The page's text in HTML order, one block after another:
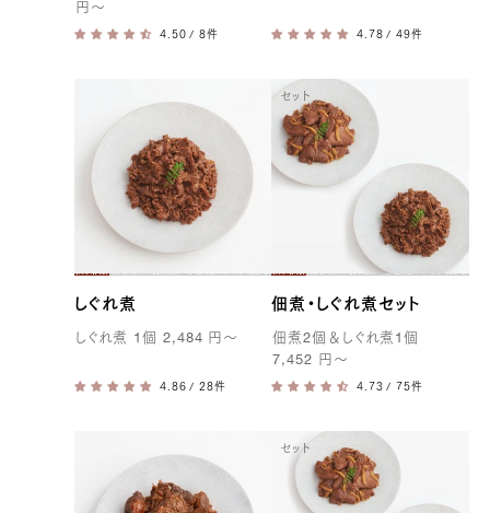
円 〜
/ 8件 / 49件
しぐれ煮
しぐれ煮 1 個 2,484 円 〜
/ 28件
セット
佃煮・しぐれ煮セット
佃煮2個＆しぐれ煮 1 個
7,452 円 〜
/ 75件
セット